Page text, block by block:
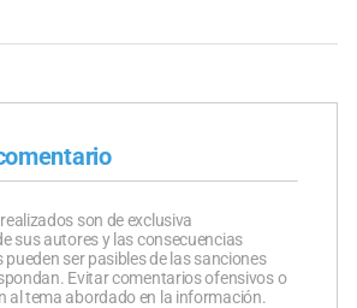
son de exclusiva
sus autores y las consecuencias
pueden ser pasibles de las sanciones
Evitar comentarios ofensivos o
al tema abordado en la información.